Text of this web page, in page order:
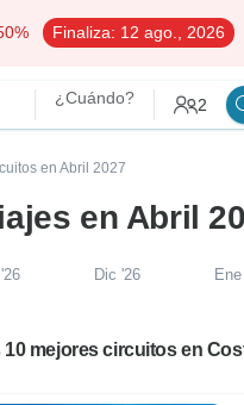
Finaliza: 12 ago., 2026
¿Cuándo? 2
en Abril 2027
en Abril
Dic '26
10 mejores circuitos en